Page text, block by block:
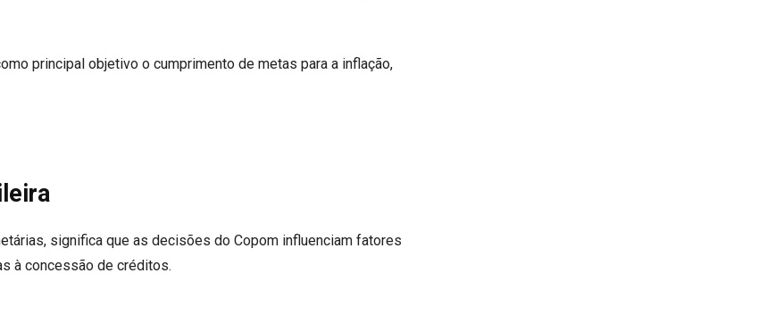
principal objetivo o cumprimento de metas para a inflação,
significa que as decisões do Copom influenciam fatores
à concessão de créditos.